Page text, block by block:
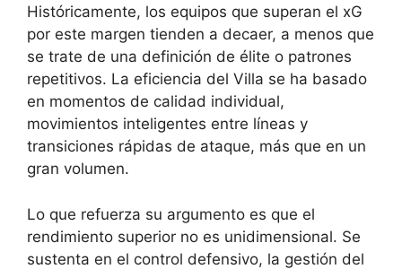
Históricamente, los equipos que superan el xG
por este margen tienden a decaer, a menos que
se trate de una definición de élite o patrones
repetitivos. La eficiencia del Villa se ha basado
en momentos de calidad individual,
movimientos inteligentes entre líneas y
transiciones rápidas de ataque, más que en un
gran volumen.
Lo que refuerza su argumento es que el
rendimiento superior no es unidimensional. Se
sustenta en el control defensivo, la gestión del